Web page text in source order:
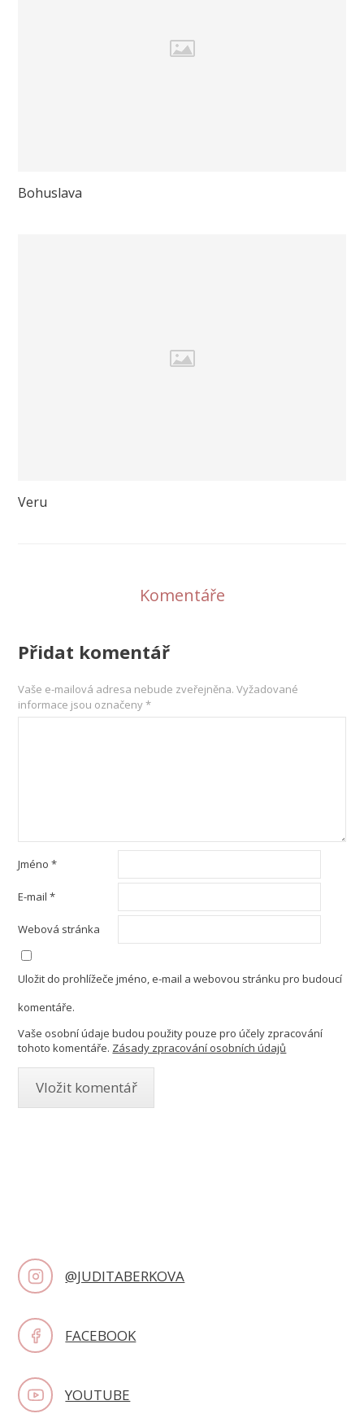
Bohuslava
Veru
Komentáře
Přidat komentář
Vaše e-mailová adresa nebude zveřejněna. Vyžadované
informace jsou označeny*
Jméno*
E-mail*
Webová stránka
Uložit do prohlížeče jméno, e-mail a webovou stránku pro budoucí
komentáře.
Vaše osobní údaje budou použity pouze pro účely zpracování
tohoto komentáře. Zásady zpracování osobních údajů
@JUDITABERKOVA
FACEBOOK
YOUTUBE